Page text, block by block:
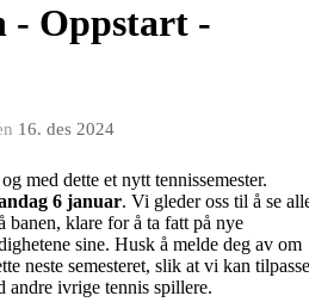
- Oppstart -
16. des 2024
med dette et nytt tennissemester.
6 januar. Vi gleder oss til å se
banen, klare for å ta fatt på nye
sine. Husk å melde deg av om
neste semesteret, slik at vi kan tilpasse
andre ivrige tennis spillere.